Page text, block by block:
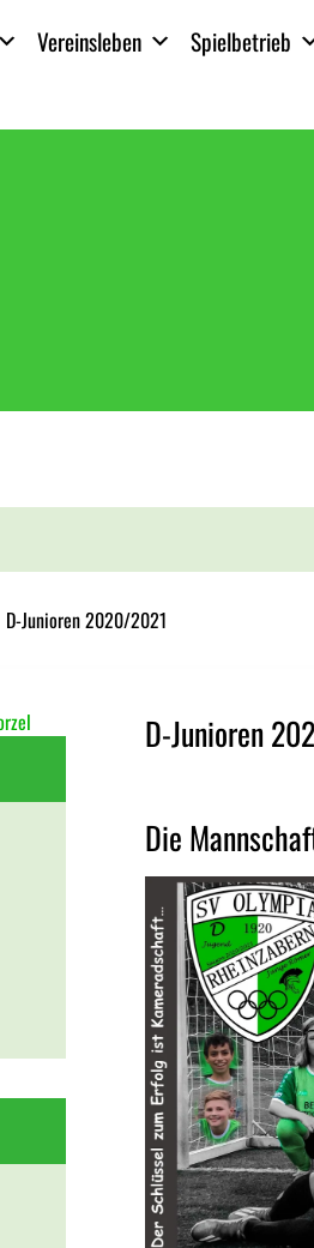
Vereinsleben Spielbetrieb
D-Junioren 2020/2021
D-Junioren
Die